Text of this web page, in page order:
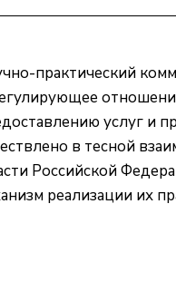
практический
услуг и
в тесной
Российской
реализации их